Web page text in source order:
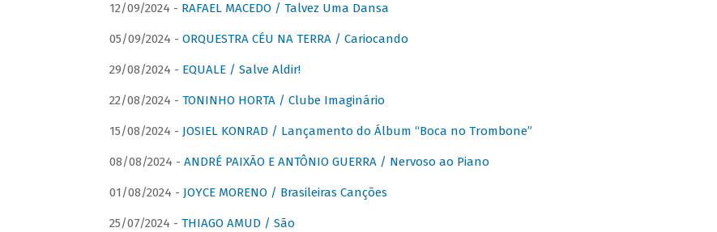
12/09/2024 - RAFAEL MACEDO / Talvez Uma Dansa
05/09/2024 - ORQUESTRA CÉU NA TERRA / Cariocando
29/08/2024 - EQUALE / Salve Aldir!
22/08/2024 - TONINHO HORTA / Clube Imaginário
15/08/2024 - JOSIEL KONRAD / Lançamento do Álbum “Boca no Trombone”
08/08/2024 - ANDRÉ PAIXÃO E ANTÔNIO GUERRA / Nervoso ao Piano
01/08/2024 - JOYCE MORENO / Brasileiras Canções
25/07/2024 - THIAGO AMUD / São